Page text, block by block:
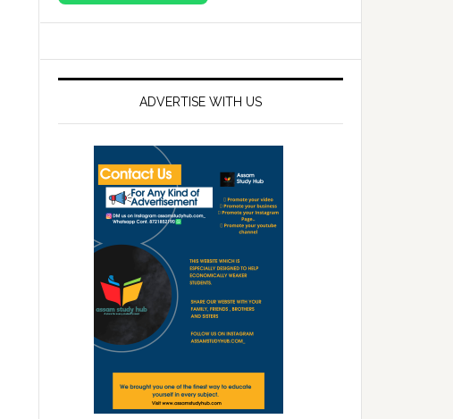
ADVERTISE WITH US